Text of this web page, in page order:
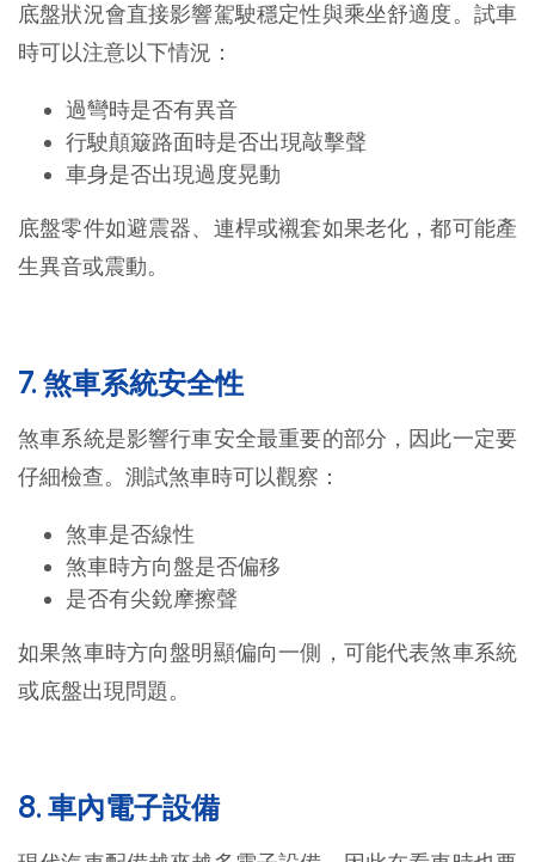
底盤狀況會直接影響駕駛穩定性與乘坐舒適度。試車
時可以注意以下情況：
過彎時是否有異音
行駛顛簸路面時是否出現敲擊聲
車身是否出現過度晃動
底盤零件如避震器、連桿或襯套如果老化，都可能產
生異音或震動。
7. 煞車系統安全性
煞車系統是影響行車安全最重要的部分，因此一定要
仔細檢查。測試煞車時可以觀察：
煞車是否線性
煞車時方向盤是否偏移
是否有尖銳摩擦聲
如果煞車時方向盤明顯偏向一側，可能代表煞車系統
或底盤出現問題。
8. 車內電子設備